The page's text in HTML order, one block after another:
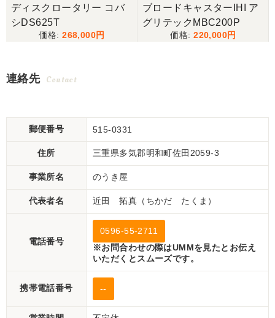
ディスクロータリー コバ
シDS625T
268,000
ブロードキャスターIHI ア
グリテックMBC200P
220,000
連絡先 Contact
郵便番号 515-0331
住所 三重県多気郡明和町佐田2059-3
事業所名 のうき屋
代表者名 近田 拓真（ちかだ たくま）
電話番号
0596-55-2711
※お問合わせの際はUMMを見たとお伝え
いただくとスムーズです。
携帯電話番号 --